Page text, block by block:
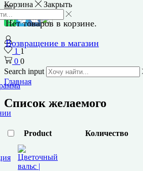
1 1
0 0
Корзина Закрыть
Нет товаров в корзине.
Возвращение в магазин
Search input
Главная
Список желаемого
Product Количество